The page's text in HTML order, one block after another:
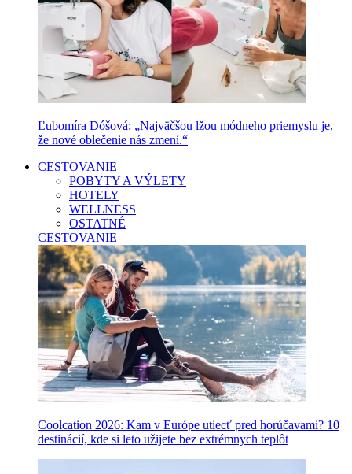
Ľubomíra Dóšová: „Najväčšou lžou módneho priemyslu je,
že nové oblečenie nás zmení.“
CESTOVANIE
POBYTY A VÝLETY
HOTELY
WELLNESS
OSTATNÉ
CESTOVANIE
Coolcation 2026: Kam v Európe utiecť pred horúčavami? 10
destinácií, kde si leto užijete bez extrémnych teplôt